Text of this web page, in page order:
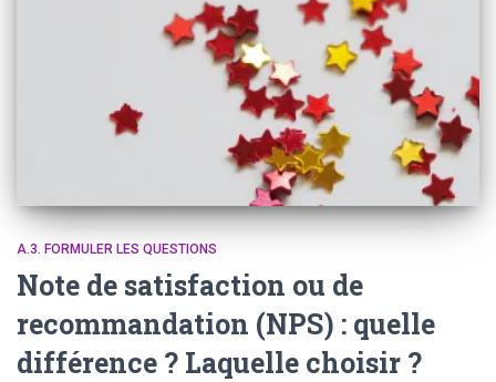
A.3. FORMULER LES QUESTIONS
Note de satisfaction ou de
recommandation (NPS) : quelle
différence ? Laquelle choisir ?